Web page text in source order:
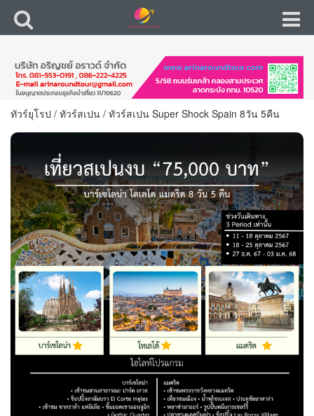
ทัวร์ยุโรป / ทัวร์สเปน / ทัวร์สเปน Super Shock Spain 8วัน 5คืน